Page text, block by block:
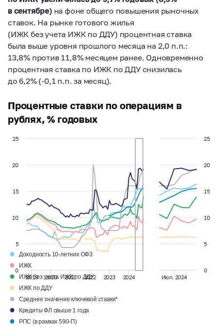
в сентябре)на фоне общего повышения рыночных
ставок. На рынке готового жилья
(ИЖК без учета ИЖК по ДДУ) процентная ставка
была выше уровня прошлого месяца на 2,0 п.п.:
13,8% против 11,8% месяцем ранее. Одновременно
процентная ставка по ИЖК по ДДУ снизилась
до 6,2% (-0,1 п.п. за месяц).
Процентные ставки по операциям в
рублях, % годовых
2019 2020 2021 2022 2023 2024
0
5
10
15
20
25
● Доходность 10-летних ОФЗ
● ИЖК
● ИЖК без учета ИЖК по ДДУ
● ИЖК по ДДУ
● Среднее значение ключевой ставки*
● Кредиты ФЛ свыше 1 года
● РПС (в рамках 590-П)
Июл. 2024
0
5
10
15
20
25